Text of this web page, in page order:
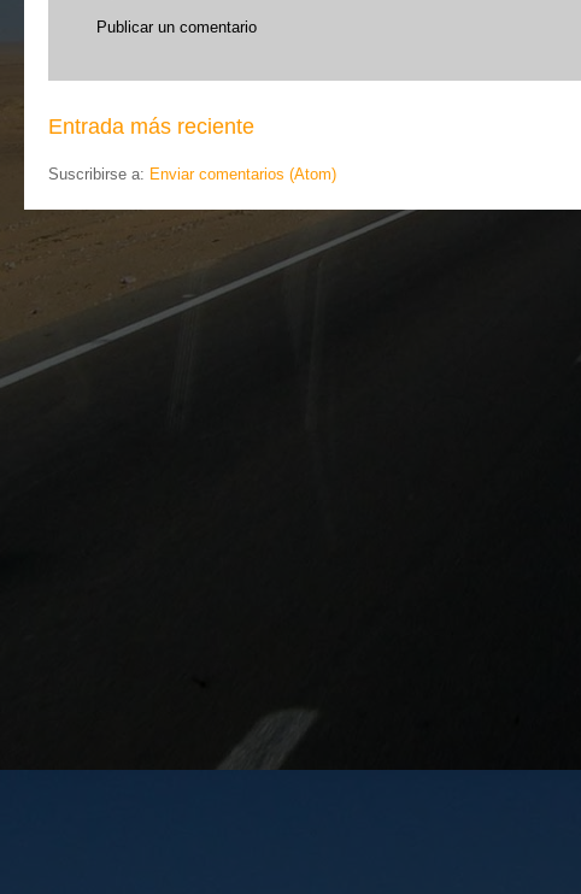
Publicar un comentario
Entrada más reciente
Suscribirse a: Enviar comentarios (Atom)